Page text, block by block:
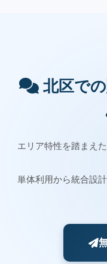
北区で
エリア特性を踏まえ
単体利用から統合設